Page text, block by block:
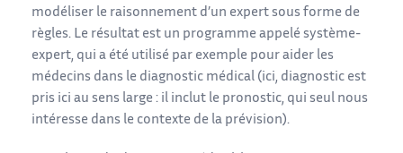
modéliser le raisonnement d’un expert sous forme de
règles. Le résultat est un programme appelé système-
expert, qui a été utilisé par exemple pour aider les
médecins dans le diagnostic médical (ici, diagnostic est
pris ici au sens large : il inclut le pronostic, qui seul nous
intéresse dans le contexte de la prévision).